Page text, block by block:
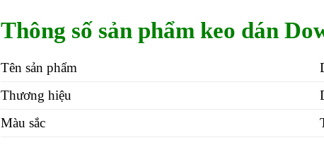
Thông số sản phẩm keo dán
Tên sản phẩm
Thương hiệu
Màu sắc